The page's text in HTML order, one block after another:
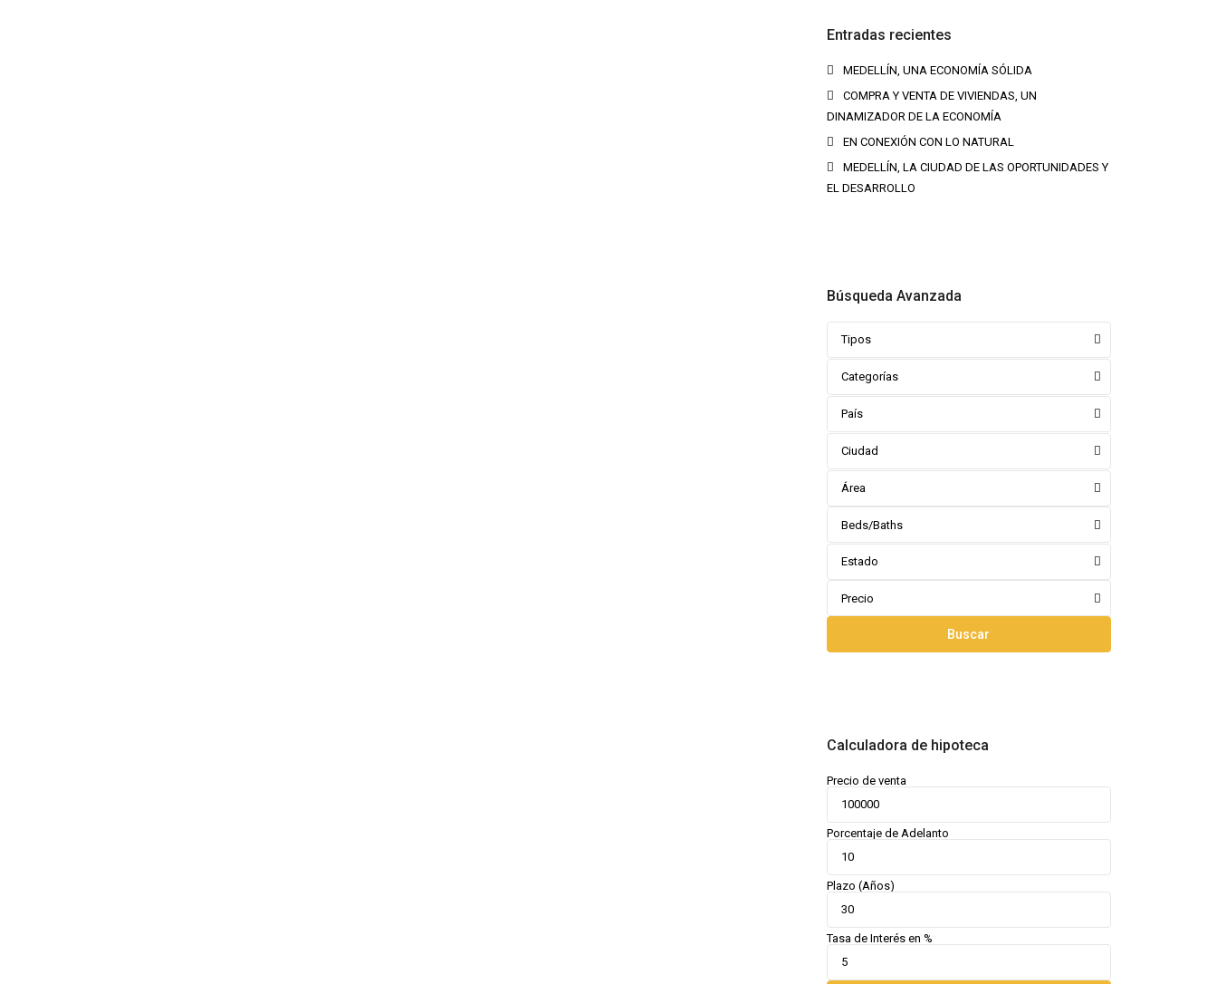
Entradas recientes
MEDELLÍN, UNA ECONOMÍA SÓLIDA
COMPRA Y VENTA DE VIVIENDAS, UN
DINAMIZADOR DE LA ECONOMÍA
EN CONEXIÓN CON LO NATURAL
MEDELLÍN, LA CIUDAD DE LAS OPORTUNIDADES Y
EL DESARROLLO
Búsqueda Avanzada
Tipos
Categorías
País
Ciudad
Área
Beds/Baths
Estado
Precio
Buscar
Calculadora de hipoteca
Precio de venta
Porcentaje de Adelanto
Plazo (Años)
Tasa de Interés en %